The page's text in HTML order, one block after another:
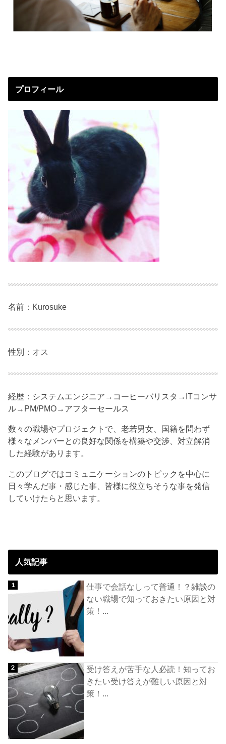
プロフィール
名前：Kurosuke
性別：オス
経歴：システムエンジニア→コーヒーバリスタ→ITコンサ
ル→PM/PMO→アフターセールス
数々の職場やプロジェクトで、老若男女、国籍を問わず
様々なメンバーとの良好な関係を構築や交渉、対立解消
した経験があります。
このブログではコミュニケーションのトピックを中心に
日々学んだ事・感じた事、皆様に役立ちそうな事を発信
していけたらと思います。
人気記事
仕事で会話なしって普通！？雑談の
ない職場で知っておきたい原因と対
策！...
受け答えが苦手な人必読！知ってお
きたい受け答えが難しい原因と対
策！...